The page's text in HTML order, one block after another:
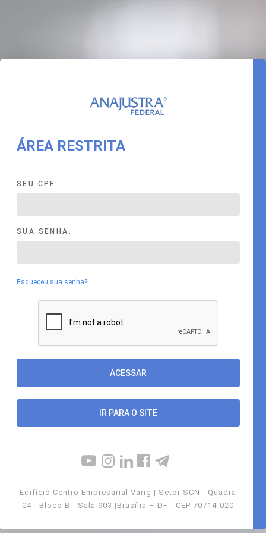
ÁREA RESTRITA
SEU CPF:
SUA SENHA:
Esqueceu sua senha?
IR PARA O SITE
Edifício Centro Empresarial Varig | Setor SCN - Quadra
04 - Bloco B - Sala 903 |Brasília – DF - CEP 70714-020